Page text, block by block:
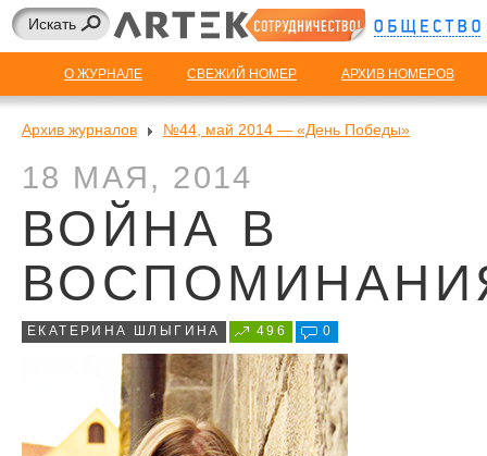
О ЖУРНАЛЕ СВЕЖИЙ НОМЕР АРХИВ НОМЕРОВ
Архив журналов №44, май 2014 — «День Победы»
18 МАЯ, 2014
ВОЙНА В
ЕКАТЕРИНА ШЛЫГИНА 496 0